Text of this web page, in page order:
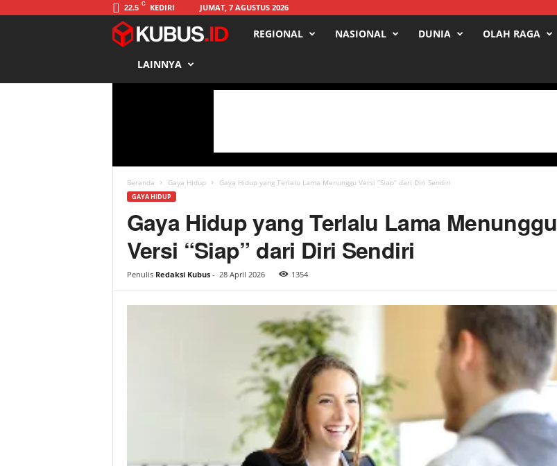
22.5 C KEDIRI JUMAT, 7 AGUSTUS 2026
s
REGIONAL NASIONAL DUNIA OLAH RAGA
LAINNYA
Beranda Gaya Hidup Gaya Hidup yang Terlalu Lama Menunggu Versi “Siap” dari Diri Sendiri
GAYA HIDUP
Gaya Hidup yang Terlalu Lama Menunggu
Versi “Siap” dari Diri Sendiri
Penulis Redaksi Kubus- 28 April 2026 1354